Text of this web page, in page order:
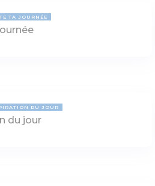
TA JOURNÉE
DU JOUR
du jour